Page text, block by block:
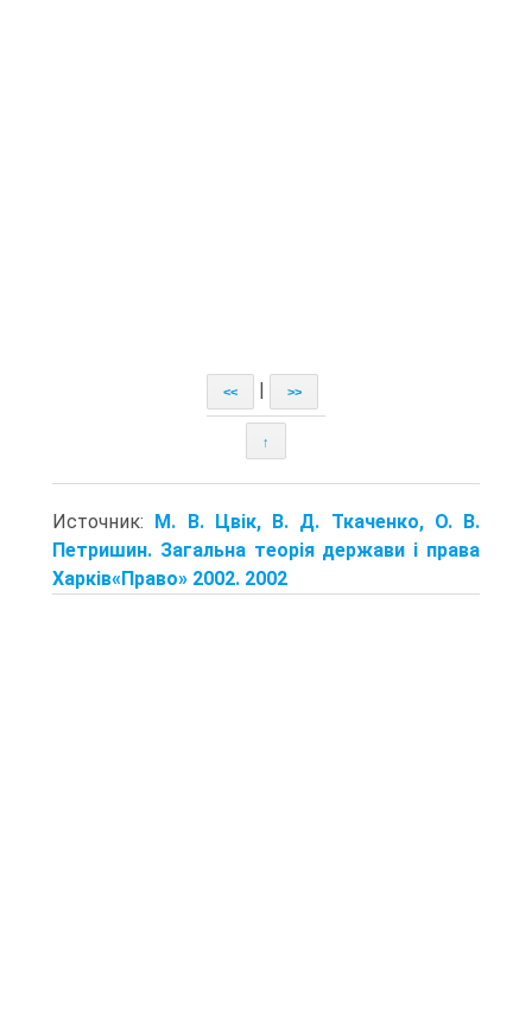
<< >>
↑
Источник: М. В. Цвік, В. Д. Ткаченко, О. В.
Петришин. Загальна теорія держави і права
Харків«Право» 2002. 2002